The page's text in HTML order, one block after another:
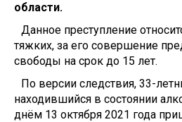
области.
Данное преступление
тяжких, за его совершение
свободы на срок до 15 лет.
По версии следствия, 33-
находившийся в состоянии
днём 13 октября 2021 года